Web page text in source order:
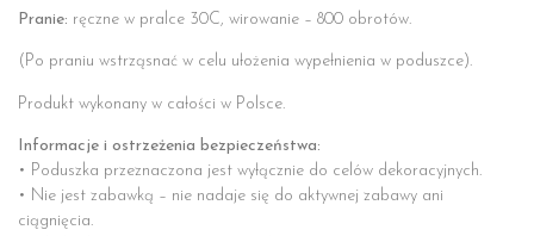
Pranie: ręczne w pralce 30C, wirowanie – 800 obrotów.
(Po praniu wstrząsnać w celu ułożenia wypełnienia w poduszce).
Produkt wykonany w całości w Polsce.
Informacje i ostrzeżenia bezpieczeństwa:
• Poduszka przeznaczona jest wyłącznie do celów dekoracyjnych.
• Nie jest zabawką – nie nadaje się do aktywnej zabawy ani
ciągnięcia.